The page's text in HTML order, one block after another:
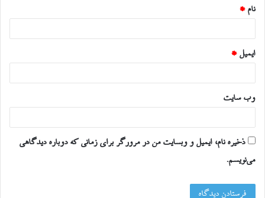
نام *
ایمیل *
وب‌ سایت
ذخیره نام، ایمیل و وبسایت من در مرورگر برای زمانی که دوباره دیدگاهی
می‌نویسم.